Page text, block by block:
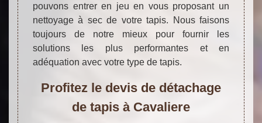
pouvons entrer en jeu en vous proposant un
nettoyage à sec de votre tapis. Nous faisons
toujours de notre mieux pour fournir les
solutions les plus performantes et en
adéquation avec votre type de tapis.
Profitez le devis de détachage
de tapis à Cavaliere